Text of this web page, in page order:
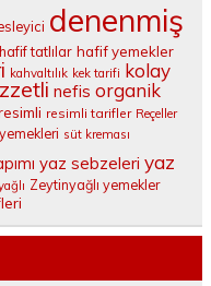
denenmiş
hafif tatlılar hafif yemekler
kahvaltılık kek tarifi kolay
nefis organik
resimli tarifler Reçeller
süt kreması
yaz sebzeleri yaz
Zeytinyağlı yemekler